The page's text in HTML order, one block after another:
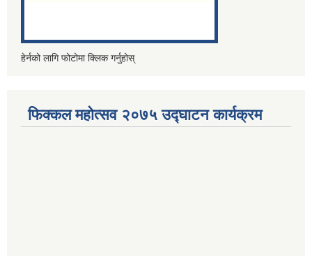
हेर्नको लागि फोटोमा क्लिक गर्नुहोस्
फिक्कल महोत्सव २०७५ उद्घाटन कार्यक्रम